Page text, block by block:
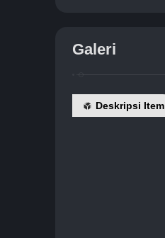
Galeri
Deskripsi Item